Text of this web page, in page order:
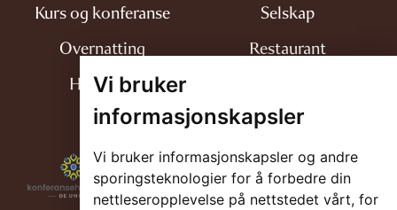
Vi bruker
informasjonskapsler
Vi bruker informasjonskapsler og andre
sporingsteknologier for å forbedre din
nettleseropplevelse på nettstedet vårt, for
Kurs og konferanse
Selskap
Overnatting
Restaurant
Historien